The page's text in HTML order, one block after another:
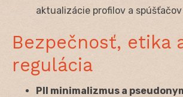
aktualizácie profilov a spúšťačov
Bezpečnosť, etika
regulácia
PII minimalizmus a